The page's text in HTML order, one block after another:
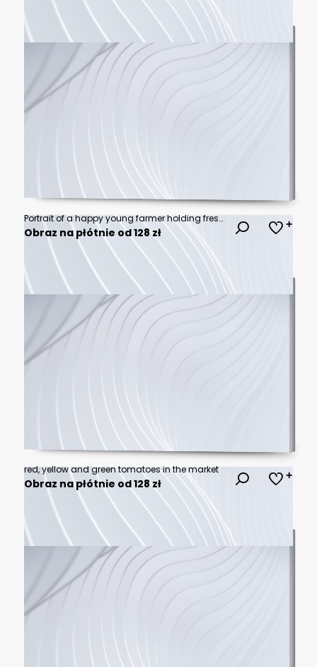
Portrait of a happy young farmer holding fresh vegetables in a basket. On a background of nature The concept of biological, bio products, bio ecology, grown by own hands, vegetarians, salads healthy
Obraz na płótnie od 128 zł
red, yellow and green tomatoes in the market
Obraz na płótnie od 128 zł